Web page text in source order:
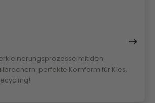
mit den
perfekte Kornform für Kies,